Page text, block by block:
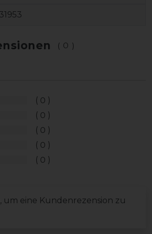
(0)
0
0
0
0
0
um eine Kundenrezension zu